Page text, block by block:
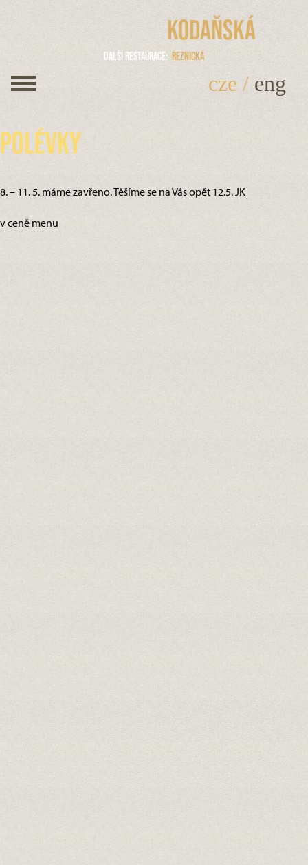
Kodaňská
Další restaurace Řeznická
cze / eng
Polévky
8. – 11. 5. máme zavřeno. Těšíme se na Vás opět 12.5. JK
v ceně menu